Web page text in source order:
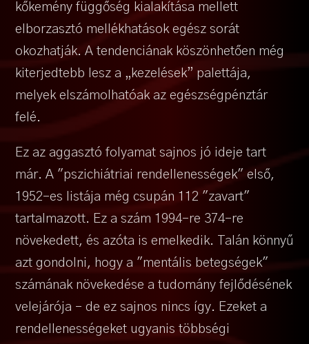
kőkemény függőség kialakítása mellett
elborzasztó mellékhatások egész sorát
okozhatják. A tendenciának köszönhetően még
kiterjedtebb lesz a „kezelések” palettája,
melyek elszámolhatóak az egészségpénztár
felé.
Ez az aggasztó folyamat sajnos jó ideje tart
már. A "pszichiátriai rendellenességek" első,
1952-es listája még csupán 112 "zavart"
tartalmazott. Ez a szám 1994-re 374-re
növekedett, és azóta is emelkedik. Talán könnyű
azt gondolni, hogy a "mentális betegségek"
számának növekedése a tudomány fejlődésének
velejárója – de ez sajnos nincs így. Ezeket a
rendellenességeket ugyanis többségi